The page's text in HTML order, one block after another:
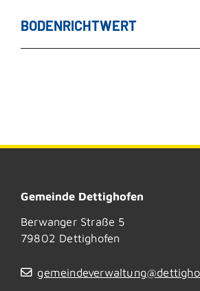
BODENRICHTWERT
Gemeinde Dettighofen
Berwanger Straße 5
79802 Dettighofen